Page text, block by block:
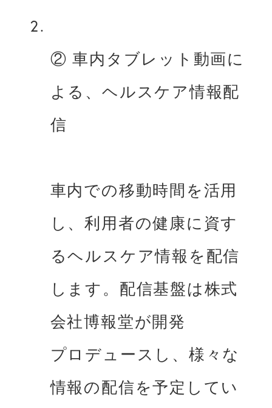
② ⾞内タブレット動画に
よる、ヘルスケア情報配
信
⾞内での移動時間を活⽤
し、利⽤者の健康に資す
るヘルスケア情報を配信
します。配信基盤は株式
会社博報堂が開発
プロデュースし、様々な
情報の配信を予定してい